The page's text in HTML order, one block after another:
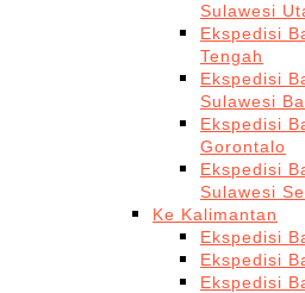
Sulawesi
Ekspedisi
Tengah
Ekspedisi
Sulawesi
Ekspedisi
Gorontalo
Ekspedisi
Sulawesi
Ke Kalimantan
Ekspedisi
Ekspedisi
Ekspedisi